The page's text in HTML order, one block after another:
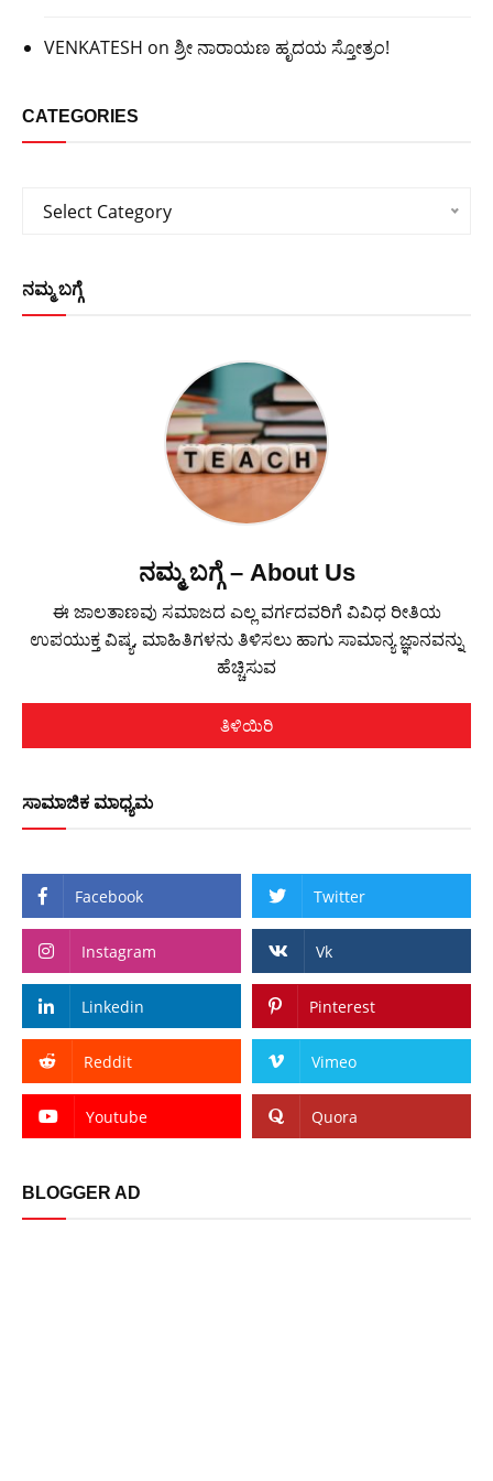
VENKATESH on ಶ್ರೀ ನಾರಾಯಣ ಹೃದಯ ಸ್ತೋತ್ರಂ!
CATEGORIES
Categories
Select Category
ನಮ್ಮ ಬಗ್ಗೆ
ನಮ್ಮ ಬಗ್ಗೆ – About Us
ಈ ಜಾಲತಾಣವು ಸಮಾಜದ ಎಲ್ಲ ವರ್ಗದವರಿಗೆ ವಿವಿಧ ರೀತಿಯ
ಉಪಯುಕ್ತ ವಿಷ್ಯ, ಮಾಹಿತಿಗಳನು ತಿಳಿಸಲು ಹಾಗು ಸಾಮಾನ್ಯ ಜ್ಞಾನವನ್ನು
ಹೆಚ್ಚಿಸುವ
ತಿಳಿಯಿರಿ
ಸಾಮಾಜಿಕ ಮಾಧ್ಯಮ
Facebook Twitter
Instagram Vk
Linkedin Pinterest
Reddit Vimeo
Youtube Quora
BLOGGER AD